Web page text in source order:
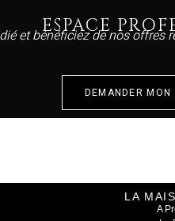
ESPACE
et bénéficiez de nos
DEMANDER MON
LA
A